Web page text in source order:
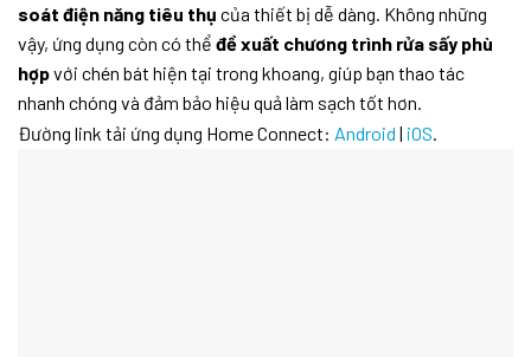
soát điện năng tiêu thụ của thiết bị dễ dàng. Không những
vậy, ứng dụng còn có thể đề xuất chương trình rửa sấy phù
hợpvới chén bát hiện tại trong khoang, giúp bạn thao tác
nhanh chóng và đảm bảo hiệu quả làm sạch tốt hơn.
Đường link tải ứng dụng Home Connect: Android | iOS.